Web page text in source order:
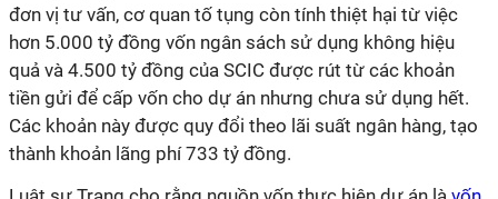
đơn vị tư vấn, cơ quan tố tụng còn tính thiệt hại từ việc
hơn 5.000 tỷ đồng vốn ngân sách sử dụng không hiệu
quả và 4.500 tỷ đồng của SCIC được rút từ các khoản
tiền gửi để cấp vốn cho dự án nhưng chưa sử dụng hết.
Các khoản này được quy đổi theo lãi suất ngân hàng, tạo
thành khoản lãng phí 733 tỷ đồng.